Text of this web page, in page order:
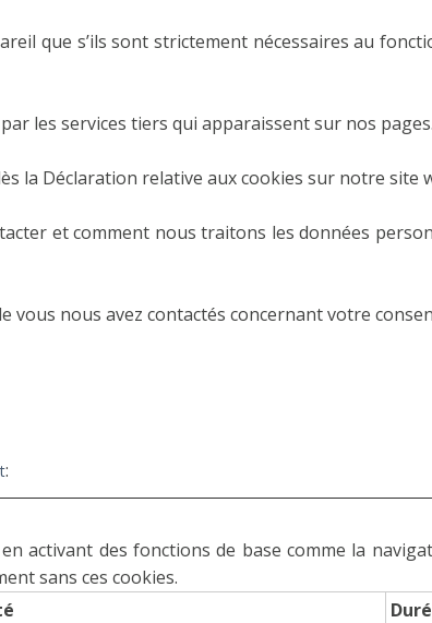
que s’ils sont strictement nécessaires au
les services tiers qui apparaissent sur nos pages.
la Déclaration relative aux cookies sur notre site
et comment nous traitons les données
nous avez contactés concernant votre
:
activant des fonctions de base comme la
sans ces cookies.